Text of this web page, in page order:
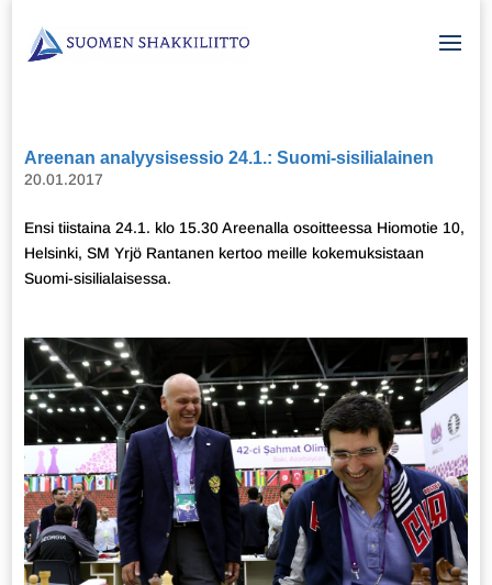
Areenan analyysisessio 24.1.: Suomi-sisilialainen
20.01.2017
Ensi tiistaina 24.1. klo 15.30 Areenalla osoitteessa Hiomotie 10,
Helsinki, SM Yrjö Rantanen kertoo meille kokemuksistaan
Suomi-sisilialaisessa.